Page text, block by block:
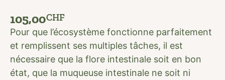
105,00CHF
Pour que l’écosystème fonctionne parfaitement
et remplissent ses multiples tâches, il est
nécessaire que la flore intestinale soit en bon
état, que la muqueuse intestinale ne soit ni